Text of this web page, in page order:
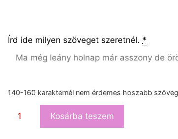
Írd ide milyen szöveget szeretnél. *
140-160 karakternél nem érdemes hoszabb
Kosárba teszem